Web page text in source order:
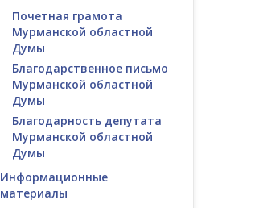
Почетная грамота
Мурманской областной
Думы
Благодарственное письмо
Мурманской областной
Думы
Благодарность депутата
Мурманской областной
Думы
Информационные
материалы